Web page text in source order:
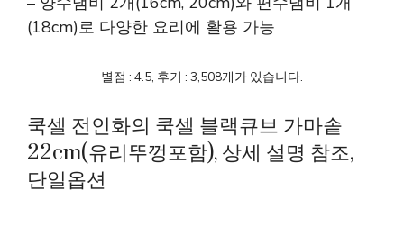
(18cm)로 다양한 요리에 활용 가능
별점 : 4.5, 후기 : 3,508개가 있습니다.
쿡셀 전인화의 쿡셀 블랙큐브 가마솥
22cm(유리뚜껑포함), 상세 설명 참조,
단일옵션